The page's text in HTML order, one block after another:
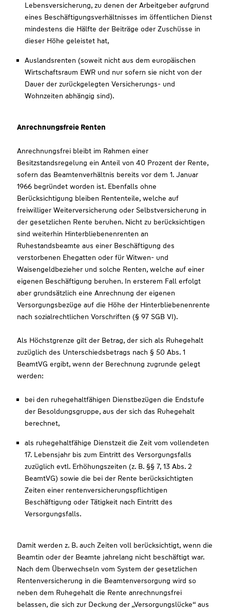
Lebensversicherung, zu denen der Arbeitgeber aufgrund
eines Beschäftigungsverhältnisses im öffentlichen Dienst
mindestens die Hälfte der Beiträge oder Zuschüsse in
dieser Höhe geleistet hat,
Auslandsrenten (soweit nicht aus dem europäischen
Wirtschaftsraum EWR und nur sofern sie nicht von der
Dauer der zurückgelegten Versicherungs- und
Wohnzeiten abhängig sind).
Anrechnungsfreie Renten
Anrechnungsfrei bleibt im Rahmen einer
Besitzstandsregelung ein Anteil von 40 Prozent der Rente,
sofern das Beamtenverhältnis bereits vor dem 1. Januar
1966 begründet worden ist. Ebenfalls ohne
Berücksichtigung bleiben Rententeile, welche auf
freiwilliger Weiterversicherung oder Selbstversicherung in
der gesetzlichen Rente beruhen. Nicht zu berücksichtigen
sind weiterhin Hinterbliebenenrenten an
Ruhestandsbeamte aus einer Beschäftigung des
verstorbenen Ehegatten oder für Witwen- und
Waisengeldbezieher und solche Renten, welche auf einer
eigenen Beschäftigung beruhen. In ersterem Fall erfolgt
aber grundsätzlich eine Anrechnung der eigenen
Versorgungsbezüge auf die Höhe der Hinterbliebenenrente
nach sozialrechtlichen Vorschriften (§ 97 SGB VI).
Als Höchstgrenze gilt der Betrag, der sich als Ruhegehalt
zuzüglich des Unterschiedsbetrags nach § 50 Abs. 1
BeamtVG ergibt, wenn der Berechnung zugrunde gelegt
werden:
bei den ruhegehaltfähigen Dienstbezügen die Endstufe
der Besoldungsgruppe, aus der sich das Ruhegehalt
berechnet,
als ruhegehaltfähige Dienstzeit die Zeit vom vollendeten
17. Lebensjahr bis zum Eintritt des Versorgungsfalls
zuzüglich evtl. Erhöhungszeiten (z. B. §§ 7, 13 Abs. 2
BeamtVG) sowie die bei der Rente berücksichtigten
Zeiten einer rentenversicherungspflichtigen
Beschäftigung oder Tätigkeit nach Eintritt des
Versorgungsfalls.
Damit werden z. B. auch Zeiten voll berücksichtigt, wenn die
Beamtin oder der Beamte jahrelang nicht beschäftigt war.
Nach dem Überwechseln vom System der gesetzlichen
Rentenversicherung in die Beamtenversorgung wird so
neben dem Ruhegehalt die Rente anrechnungsfrei
belassen, die sich zur Deckung der „Versorgungslücke“ aus